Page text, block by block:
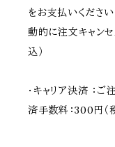
をお支払いくださ
動的に注文キャン
込）
・キャリア決済 ：
済手数料：300円（